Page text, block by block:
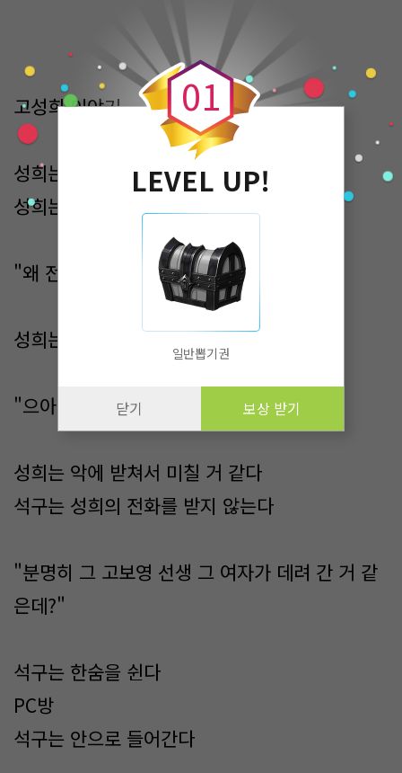
고성희 이야기
성희는 안절부절이다
성희는 석구에게 전화를 건다
"왜 전화 안 받아? 왜?"
성희는 핸드폰을 던진다
"으아아아아악!"
성희는 악에 받쳐서 미칠 거 같다
석구는 성희의 전화를 받지 않는다
"분명히 그 고보영 선생 그 여자가 데려 간 거 같
은데?"
석구는 한숨을 쉰다
PC방
석구는 안으로 들어간다
0
0
1
LEVEL UP!
일반뽑기권
닫기 보상 받기